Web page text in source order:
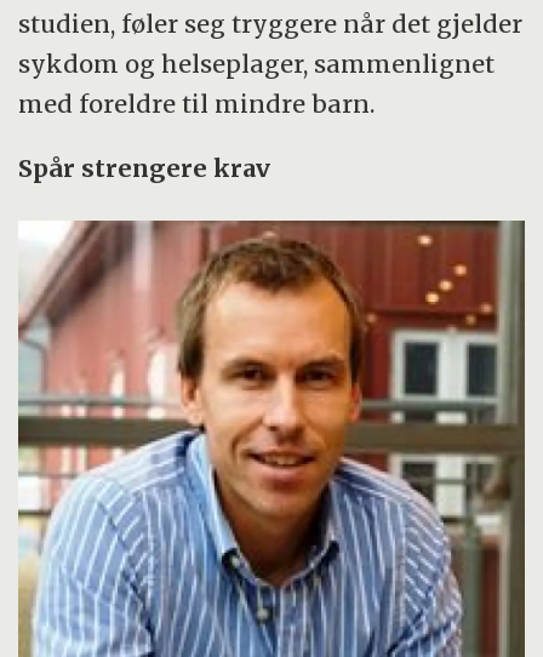
studien, føler seg tryggere når det gjelder
sykdom og helseplager, sammenlignet
med foreldre til mindre barn.
Spår strengere krav